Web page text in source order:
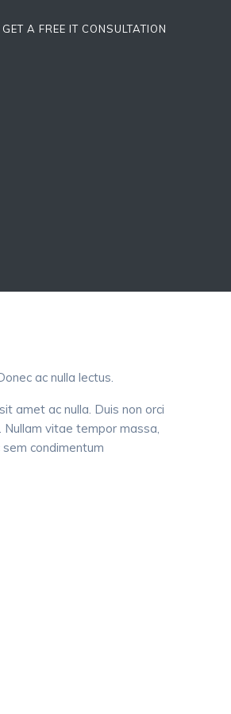
GET A FREE IT CONSULTATION
ac nulla lectus.
amet ac nulla. Duis non orci
Nullam vitae tempor massa,
condimentum